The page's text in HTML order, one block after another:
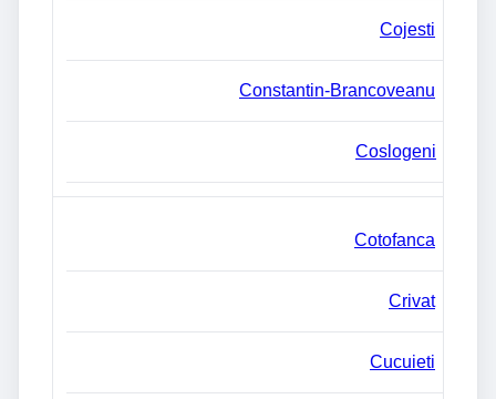
Cojesti
Constantin-Brancoveanu
Coslogeni
Cotofanca
Crivat
Cucuieti